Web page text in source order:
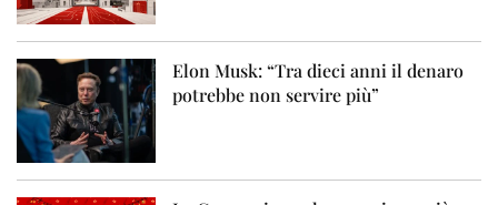
Elon Musk: “Tra dieci anni il denaro
potrebbe non servire più”